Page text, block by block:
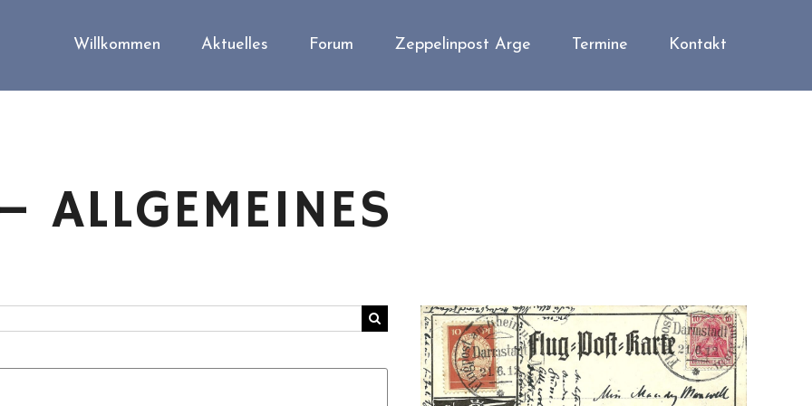
Willkommen Aktuelles Forum Zeppelinpost Arge Termine Kontakt
ALLGEMEINES